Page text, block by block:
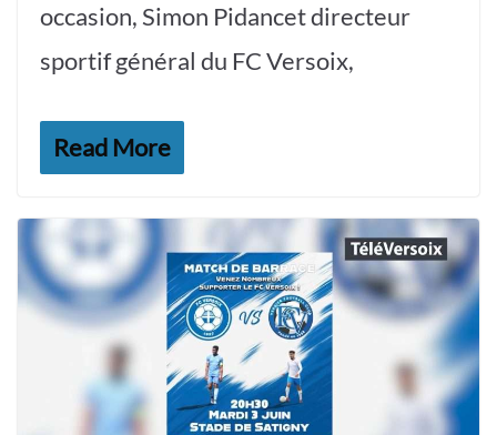
occasion, Simon Pidancet directeur
sportif général du FC Versoix,
Read More